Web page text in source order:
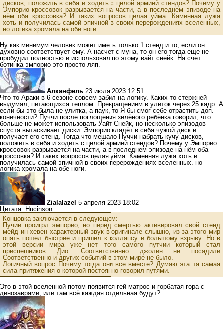
дисков, положить в себя и ходить с целой армией стендов? Почему у
Эмпорио кроссовок разрывается на части, а в последнем эпизоде на
нём оба кроссовка? И таких вопросов целая уйма. Каменная лужа
хоть и получилась самой эпичной в своих перерождениях вселенных,
но логика хромала на обе ноги.
Ну как минимум человек может иметь только 1 стенд и то, если он
духовно соответствует ему. А насчет с-муна, то он его тогда еще не
пробудил полностью и использовал по этому вайт снейк. На счет
ботинка эмпорио это просто ляп.
Алканфель 23 июля 2023 12:51
Что-то Араки в 6 сезоне совсем забил на логику. Каких-то стержней
выдумал, питающихся теплом. Превращением в улиток через 25 кадр. А
если бы это была не улитка, а паук, то Я бы смог себе отрастить доп.
конечности? Пуччи после поглощения зелёного ребёнка говорил, что
больше не может использовать Уайт Снейк, но несколько эпизодов
спустя вытаскивает диски. Эмпорио кладёт в себя чужой диск и
получает его стенд. Тогда что мешало Пуччи набрать кучу дисков,
положить в себя и ходить с целой армией стендов? Почему у Эмпорио
кроссовок разрывается на части, а в последнем эпизоде на нём оба
кроссовка? И таких вопросов целая уйма. Каменная лужа хоть и
получилась самой эпичной в своих перерождениях вселенных, но
логика хромала на обе ноги.
Zialalazel 5 апреля 2023 18:02
Цитата: Hucinson
Концовка заключается в следующем:
Пучии проигрл эмпорио, но перед смертью активировал свой стенд
мейд ин хевен характерный звук в оригинале слышно, из-за этого мир
опять пошел быстрее и пришел к коллапсу и большому взрыву. Но в
этой версии мира уже нет того самого путчии который стал
приспешников Дио. Соответственно джолин не посадили
Соответственно и других событий в этом мире не было.
Логичный вопрос Почему тогда они все вместе? Думаю эта та самая
сила притяжения о которой постоянно говорил путями.
Это в этой вселенной потом появится гей матрос и горбатая гора с
динозаврами, или там всё каждая отдельная будут?